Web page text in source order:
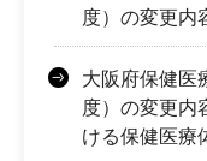
度）の変更内
大阪府保健医
度）の変更
ける保健医療